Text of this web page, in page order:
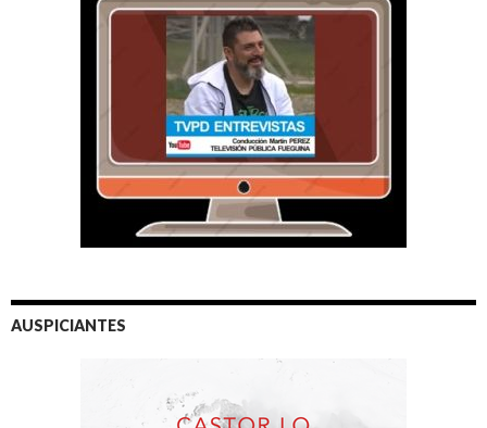
AUSPICIANTES